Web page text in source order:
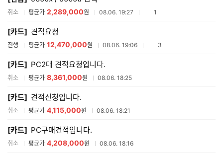
취소 평균가 2,289,000원 08.06. 19:27 참여업체수
1
[카드] 견적요청
진행 평균가 12,470,000원 08.06. 19:06 참여업체수
3
[카드] PC2대 견적요청입니다.
취소 평균가 8,361,000원 08.06. 18:25
[카드] 견적신청입니다.
취소 평균가 4,115,000원 08.06. 18:21
[카드] PC구매견적입니다.
취소 평균가 4,208,000원 08.06. 18:16